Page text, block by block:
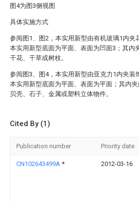
图4为图3侧视图
具体实施方式
参阅图1、图2，本实用新型由有机玻璃1内夹
本实用新型底面为平面、表面为凹面3；其内
干花、干草或树枝。
参阅图3、图4，本实用新型由亚克力1内夹装
本实用新型底面为平面、表面为平面；其内
贝壳、石子、金属或塑料立体物件。
Cited By (1)
Publication number Priority date
CN102643499A * 2012-03-16